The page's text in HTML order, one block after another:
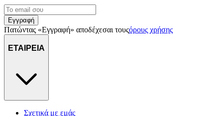
Εγγραφή
Πατώντας «Εγγραφή» αποδέχεσαι τουςόρους χρήσης
ΕΤΑΙΡΕΙΑ
Σχετικά με εμάς